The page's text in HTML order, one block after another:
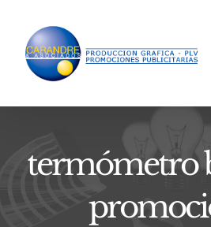
contenido
termómetro